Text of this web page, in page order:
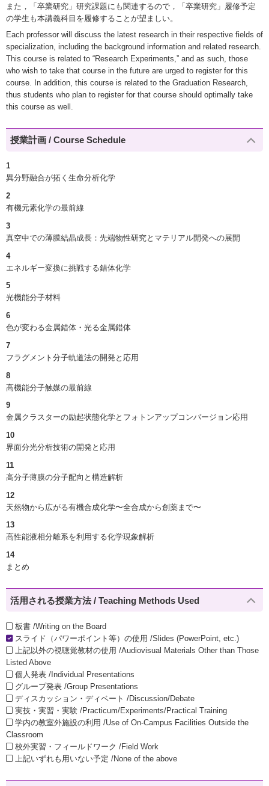
また，「卒業研究」研究課題にも関連するので，「卒業研究」履修予定
の学生も本講義科目を履修することが望ましい。
Each professor will discuss the latest research in their respective fields of
specialization, including the background information and related research.
This course is related to “Research Experiments,” and as such, those
who wish to take that course in the future are urged to register for this
course. In addition, this course is related to the Graduation Research,
thus students who plan to register for that course should optimally take
this course as well.
授業計画 / Course Schedule
1
異分野融合が拓く生命分析化学
2
有機元素化学の最前線
3
真空中での薄膜結晶成長：先端物性研究とマテリアル開発への展開
4
エネルギー変換に挑戦する錯体化学
5
光機能分子材料
6
色が変わる金属錯体・光る金属錯体
7
フラグメント分子軌道法の開発と応用
8
高機能分子触媒の最前線
9
金属クラスターの励起状態化学とフォトンアップコンバージョン応用
10
界面分光分析技術の開発と応用
11
高分子薄膜の分子配向と構造解析
12
天然物から広がる有機合成化学〜全合成から創薬まで〜
13
高性能液相分離系を利用する化学現象解析
14
まとめ
活用される授業方法 / Teaching Methods Used
板書 /Writing on the Board
スライド（パワーポイント等）の使用 /Slides (PowerPoint, etc.)
上記以外の視聴覚教材の使用 /Audiovisual Materials Other than Those
Listed Above
個人発表 /Individual Presentations
グループ発表 /Group Presentations
ディスカッション・ディベート /Discussion/Debate
実技・実習・実験 /Practicum/Experiments/Practical Training
学内の教室外施設の利用 /Use of On-Campus Facilities Outside the
Classroom
校外実習・フィールドワーク /Field Work
上記いずれも用いない予定 /None of the above